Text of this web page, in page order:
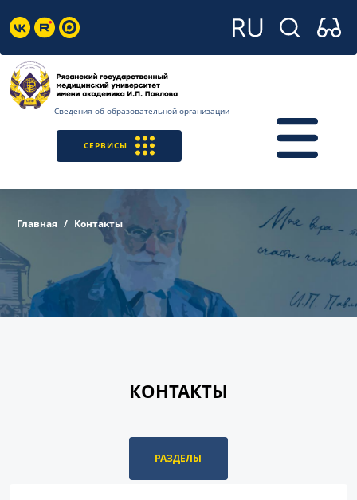
Сведения об образовательной организации
СЕРВИСЫ
Главная Контакты
КОНТАКТЫ
РАЗДЕЛЫ